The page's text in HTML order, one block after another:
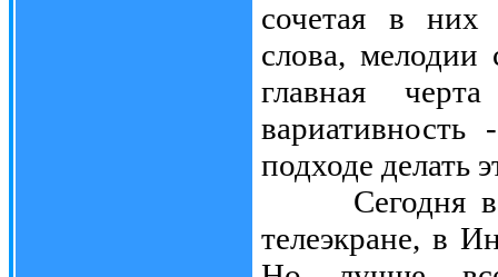
сочетая в них
слова,
главная
вариативность
подходе делать
Сегодня
телеэкране, в